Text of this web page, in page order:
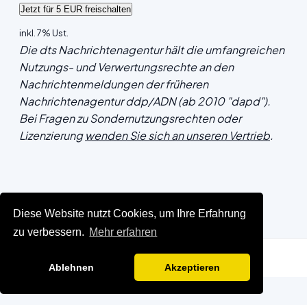
Diese Website nutzt Cookies, um Ihre Erfahrung
zu verbessern. Mehr erfahren
Ablehnen Akzeptieren
inkl. 7% Ust.
Die dts Nachrichtenagentur hält die umfangreichen
Nutzungs- und Verwertungsrechte an den
Nachrichtenmeldungen der früheren
Nachrichtenagentur ddp/ADN (ab 2010 "dapd").
Bei Fragen zu Sondernutzungsrechten oder
Lizenzierungwenden Sie sich an unseren Vertrieb.